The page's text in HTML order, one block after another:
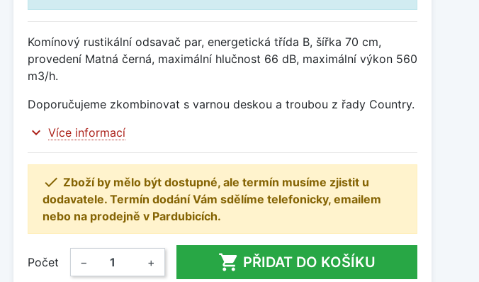
Komínový rustikální odsavač par, energetická třída B, šířka 70 cm,
provedení Matná černá, maximální hlučnost 66 dB, maximální výkon 560
m3/h.
Doporučujeme zkombinovat s varnou deskou a troubou z řady Country.
expand_more Více informací
 Zboží by mělo být dostupné, ale termín musíme zjistit u
dodavatele. Termín dodání Vám sdělíme telefonicky, emailem
nebo na prodejně v Pardubicích.
Počet − +  PŘIDAT DO KOŠÍKU